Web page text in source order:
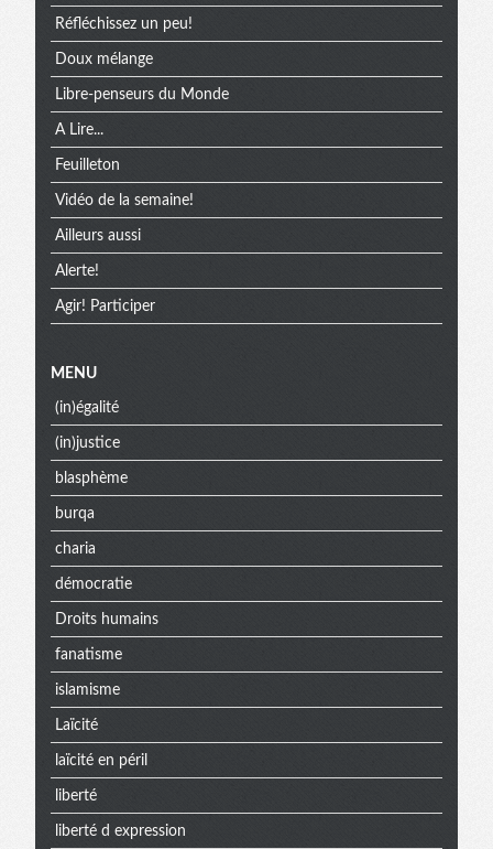
Réfléchissez un peu!
Doux mélange
Libre-penseurs du Monde
A Lire...
Feuilleton
Vidéo de la semaine!
Ailleurs aussi
Alerte!
Agir! Participer
MENU
(in)égalité
(in)justice
blasphème
burqa
charia
démocratie
Droits humains
fanatisme
islamisme
Laïcité
laïcité en péril
liberté
liberté d expression